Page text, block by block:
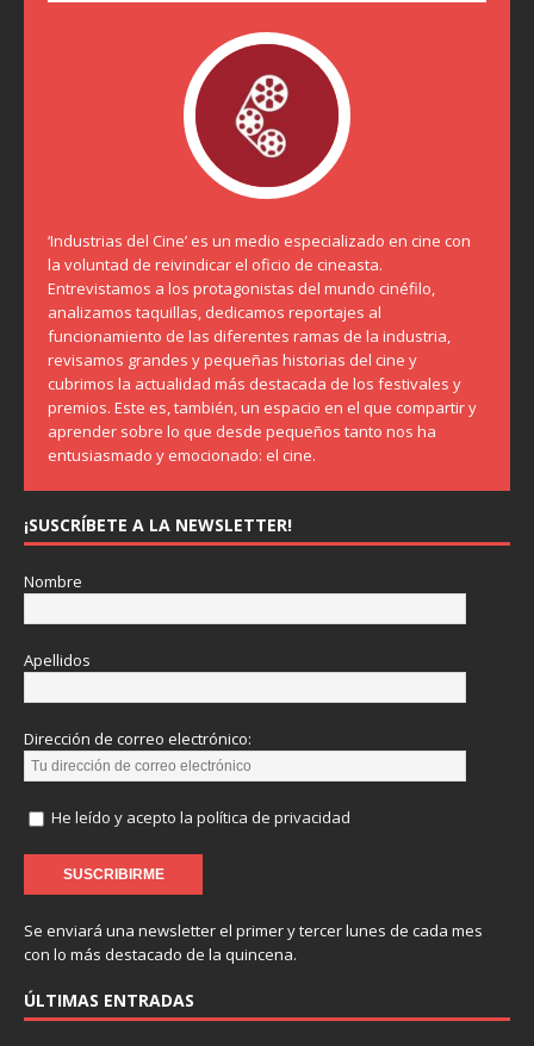
‘Industrias del Cine’ es un medio especializado en cine con
la voluntad de reivindicar el oficio de cineasta.
Entrevistamos a los protagonistas del mundo cinéfilo,
analizamos taquillas, dedicamos reportajes al
funcionamiento de las diferentes ramas de la industria,
revisamos grandes y pequeñas historias del cine y
cubrimos la actualidad más destacada de los festivales y
premios. Este es, también, un espacio en el que compartir y
aprender sobre lo que desde pequeños tanto nos ha
entusiasmado y emocionado: el cine.
¡SUSCRÍBETE A LA NEWSLETTER!
Nombre
Apellidos
Dirección de correo electrónico:
He leído y acepto la política de privacidad
Se enviará una newsletter el primer y tercer lunes de cada mes
con lo más destacado de la quincena.
ÚLTIMAS ENTRADAS